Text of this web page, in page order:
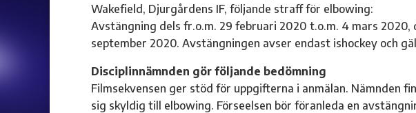
Wakefield, Djurgårdens IF, följande straff för elbowing:
Avstängning dels fr.o.m. 29 februari 2020 t.o.m. 4 mars 2020,
september 2020. Avstängningen avser endast ishockey och
Disciplinnämnden gör följande bedömning
Filmsekvensen ger stöd för uppgifterna i anmälan. Nämnden
sig skyldig till elbowing. Förseelsen bör föranleda en